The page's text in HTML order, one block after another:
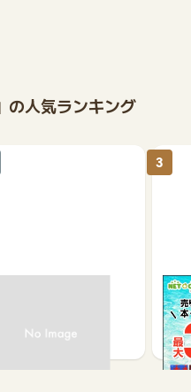
の人気ランキング
1.3%
【
買取
3